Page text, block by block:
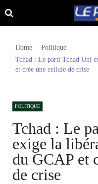
Skip
to
Skip
to
Home
Politique
Tchad : Le parti Tchad Uni
et crée une cellule de crise
POLITIQUE
Tchad : Le
exige la
du GCAP et
de crise